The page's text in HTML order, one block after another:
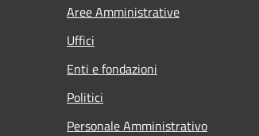
Aree Amministrative
Uffici
Enti e fondazioni
Politici
Personale Amministrativo